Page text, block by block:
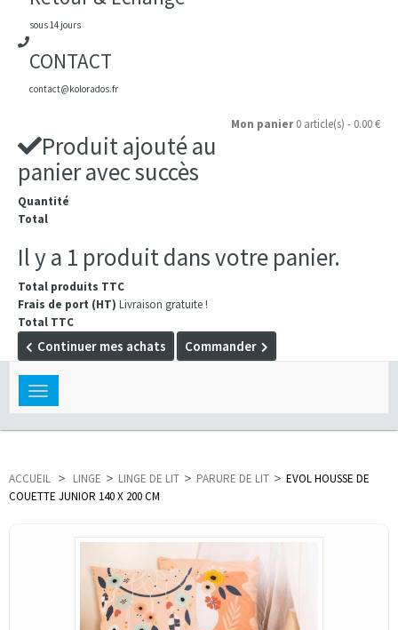
sous 14 jours
CONTACT
contact@kolorados.fr
Mon panier 0 article(s) - 0.00 €
Produit ajouté au
panier avec succès
Quantité
Total
Il y a 1 produit dans votre panier.
Total produits TTC
Frais de port (HT) Livraison gratuite !
Total TTC
Continuer mes achats Commander
Toggle
navigation
ACCUEIL > LINGE > LINGE DE LIT > PARURE DE LIT > EVOL HOUSSE DE
COUETTE JUNIOR 140 X 200 CM